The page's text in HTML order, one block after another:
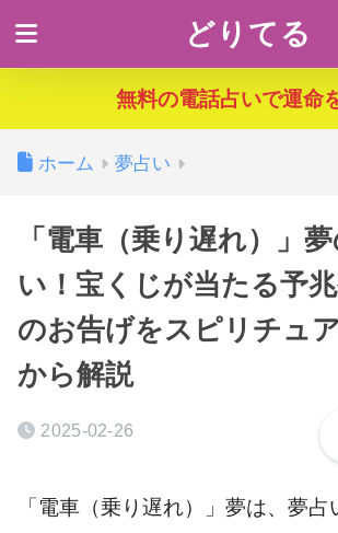
どりてる
無料の電話占いで運命
ホーム 夢占い
「電車（乗り遅れ）」
い！宝くじが当たる予
のお告げをスピリチュ
から解説
2025-02-26
「電車（乗り遅れ）」夢は、夢